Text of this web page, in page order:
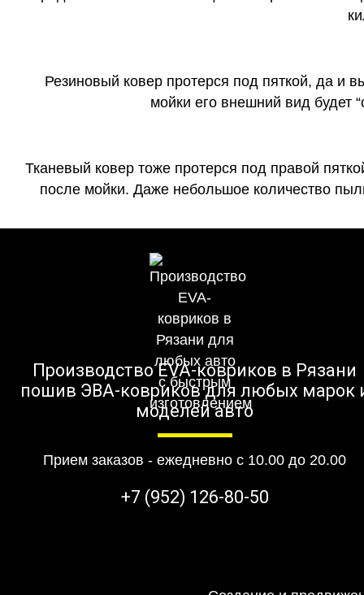
Резиновый ковер протерся под пяткой, да и
мойки его внешний вид будет
Тканевый ковер тоже протерся под правой
после мойки. Даже небольшое количество
Производство EVA-ковриков в Рязани
пошив ЭВА-ковриков для любых марок
моделей авто
Прием заказов - ежедневно с 10.00 до 20.00
+7 (952) 126-80-50